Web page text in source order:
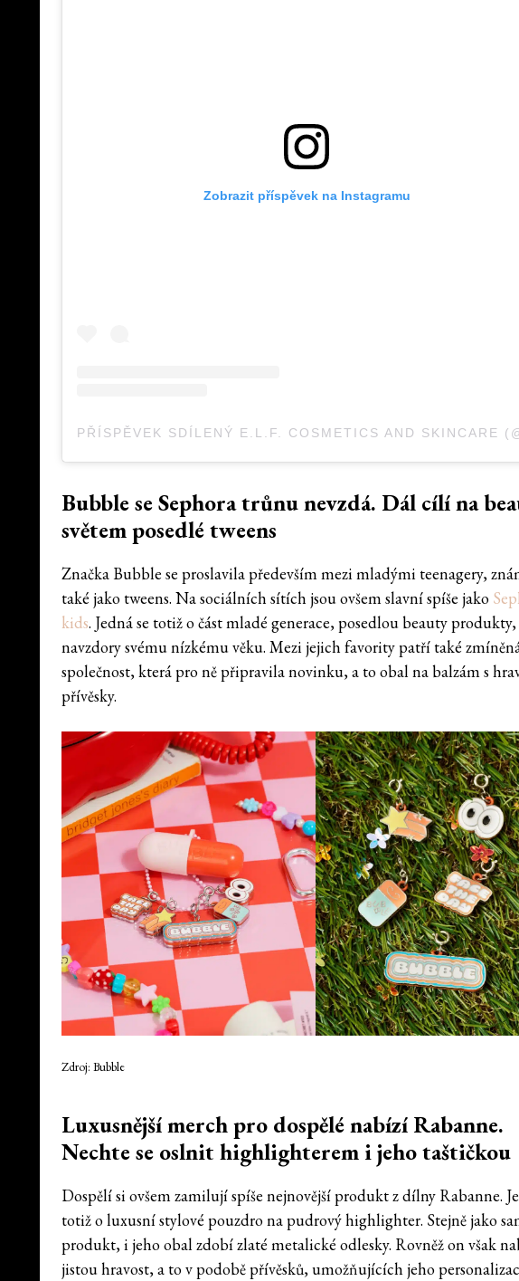
Zobrazit příspěvek na Instagramu
Bubble se Sephora trůnu nevzdá. Dál cílí na
světem posedlé tweens
Značka Bubble se proslavila především mezi mladými teenagery,
také jako tweens. Na sociálních sítích jsou ovšem slavní spíše jako
kids. Jedná se totiž o část mladé generace, posedlou beauty
navzdory svému nízkému věku. Mezi jejich favority patří také
společnost, která pro ně připravila novinku, a to obal na balzám s
přívěsky.
Zdroj: Bubble
Luxusnější merch pro dospělé nabízí Rabanne.
Nechte se oslnit highlighterem i jeho taštičkou
Dospělí si ovšem zamilují spíše nejnovější produkt z dílny Rabanne.
totiž o luxusní stylové pouzdro na pudrový highlighter. Stejně jako
produkt, i jeho obal zdobí zlaté metalické odlesky. Rovněž on však
jistou hravost, a to v podobě přívěsků, umožňujících jeho